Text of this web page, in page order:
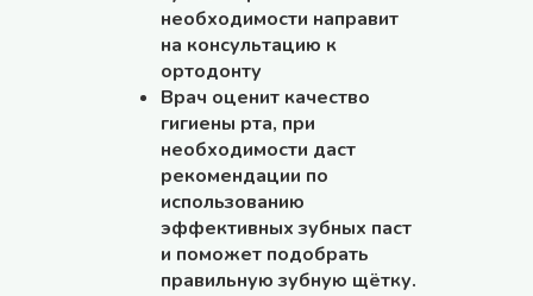
необходимости направит
на консультацию к
ортодонту
Врач оценит качество
гигиены рта, при
необходимости даст
рекомендации по
использованию
эффективных зубных паст
и поможет подобрать
правильную зубную щётку.